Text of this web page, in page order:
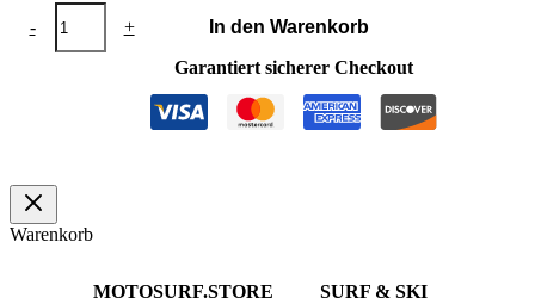
-
Schraube
Zylinderkopf
M5x12
+
In den Warenkorb
Garantiert sicherer Checkout
Warenkorb
MOTOSURF.STORE SURF & SKI